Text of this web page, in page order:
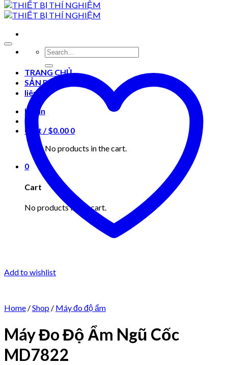
Search
for:
TRANG CHỦ
SẢN PHẨM
liên hệ
Login
Cart /$0.00 0
No products in the cart.
0
Cart
No products in the cart.
Add to wishlist
Home /Shop / Máy đo độ ẩm
Máy Đo Độ Ẩm Ngũ Cốc
MD7822